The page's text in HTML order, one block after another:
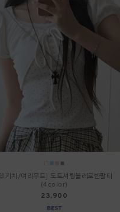
키치/여리무드] 도트셔링볼레로반팔티
(4color)
23,900